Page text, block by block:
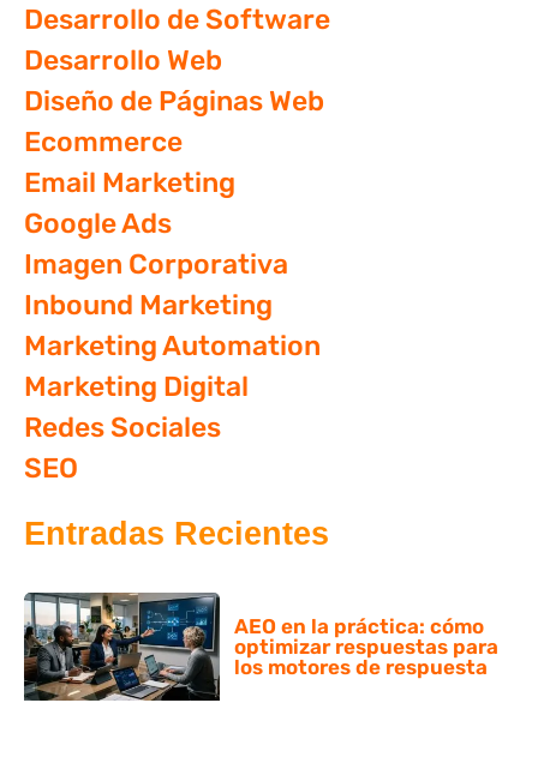
Desarrollo de Software
Desarrollo Web
Diseño de Páginas Web
Ecommerce
Email Marketing
Google Ads
Imagen Corporativa
Inbound Marketing
Marketing Automation
Marketing Digital
Redes Sociales
SEO
Entradas Recientes
AEO en la práctica: cómo
optimizar respuestas para
los motores de respuesta